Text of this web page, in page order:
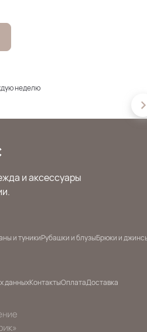
неделю
и аксессуары
и туникиРубашки и блузыБрюки и
данныхКонтактыОплатаДоставка